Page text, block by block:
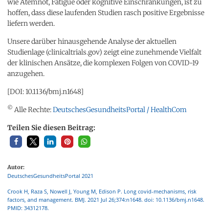
wie Atemnot, Fatigue oder kognitive Einschränkungen, ist zu
hoffen, dass diese laufenden Studien rasch positive Ergebnisse
liefern werden.
Unsere darüber hinausgehende Analyse der aktuellen
Studienlage (clinicaltrials.gov) zeigt eine zunehmende Vielfalt
der klinischen Ansätze, die komplexen Folgen von COVID-19
anzugehen.
[DOI: 10.1136/bmj.n1648]
© Alle Rechte:DeutschesGesundheitsPortal / HealthCom
Teilen Sie diesen Beitrag:
Autor:
DeutschesGesundheitsPortal 2021
Crook H, Raza S, Nowell J, Young M, Edison P. Long covid-mechanisms, risk
factors, and management. BMJ. 2021 Jul 26;374:n1648. doi: 10.1136/bmj.n1648.
PMID: 34312178.